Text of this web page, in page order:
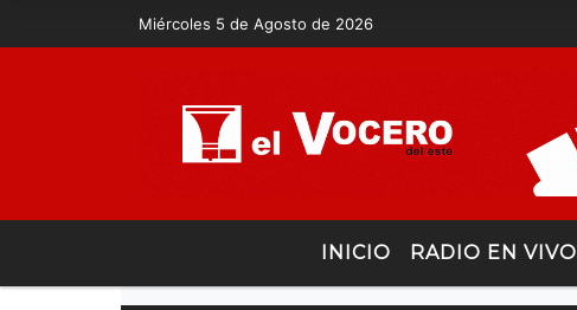
Miércoles 5 de Agosto de 2026
INICIO RADIO EN VIVO